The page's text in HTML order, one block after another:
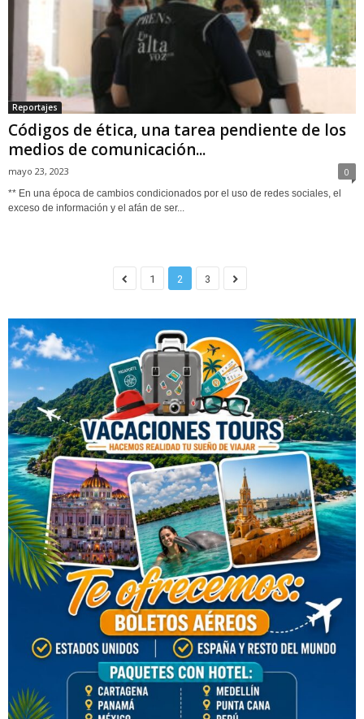
Reportajes
Códigos de ética, una tarea pendiente de los
medios de comunicación...
mayo 23, 2023 0
** En una época de cambios condicionados por el uso de redes sociales, el
exceso de información y el afán de ser...
1 2 3